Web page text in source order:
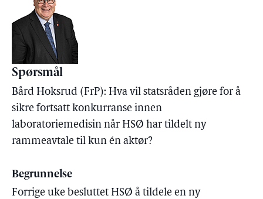
Spørsmål
Bård Hoksrud (FrP): Hva vil statsråden gjøre for å
sikre fortsatt konkurranse innen
laboratoriemedisin når HSØ har tildelt ny
rammeavtale til kun én aktør?
Begrunnelse
Forrige uke besluttet HSØ å tildele en ny